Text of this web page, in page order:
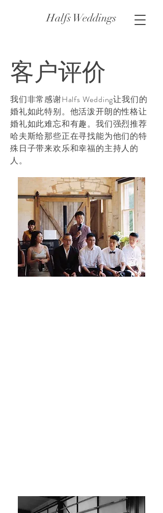
Halfs Weddings
客户评价
我们非常感谢Halfs Wedding让我们的
婚礼如此特别。他活泼开朗的性格让
婚礼如此难忘和有趣。我们强烈推荐
哈夫斯给那些正在寻找能为他们的特
殊日子带来欢乐和幸福的主持人的
人。